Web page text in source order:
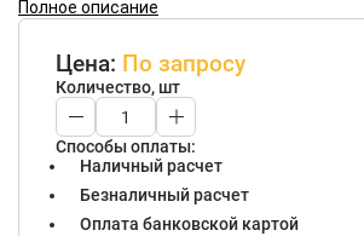
Полное описание
Цена: По запросу
Количество, шт
Способы оплаты:
Наличный расчет
Безналичный расчет
Оплата банковской картой